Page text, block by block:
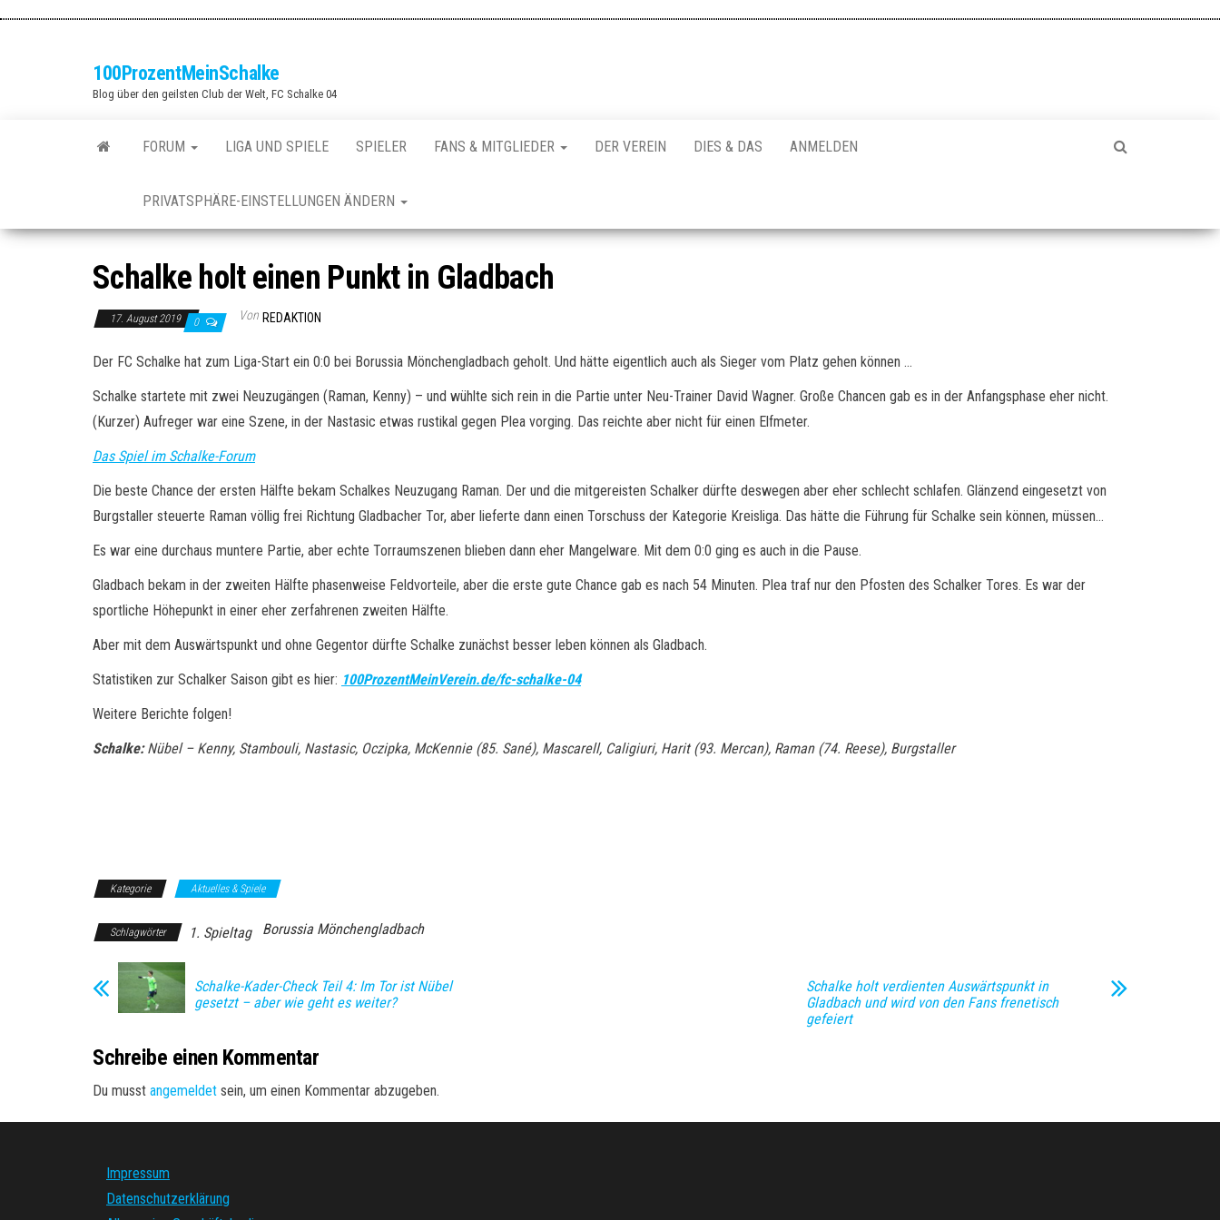
100ProzentMeinSchalke
Blog über den geilsten Club der Welt, FC Schalke 04
FORUM LIGA UND SPIELE SPIELER FANS & MITGLIEDER DER VEREIN DIES & DAS ANMELDEN
PRIVATSPHÄRE-EINSTELLUNGEN ÄNDERN
Schalke holt einen Punkt in Gladbach
17. August 2019 0 Von REDAKTION
Der FC Schalke hat zum Liga-Start ein 0:0 bei Borussia Mönchengladbach geholt. Und hätte eigentlich auch als Sieger vom Platz gehen können …
Schalke startete mit zwei Neuzugängen (Raman, Kenny) – und wühlte sich rein in die Partie unter Neu-Trainer David Wagner. Große Chancen gab es in der Anfangsphase eher nicht.
(Kurzer) Aufreger war eine Szene, in der Nastasic etwas rustikal gegen Plea vorging. Das reichte aber nicht für einen Elfmeter.
Das Spiel im Schalke-Forum
Die beste Chance der ersten Hälfte bekam Schalkes Neuzugang Raman. Der und die mitgereisten Schalker dürfte deswegen aber eher schlecht schlafen. Glänzend eingesetzt von
Burgstaller steuerte Raman völlig frei Richtung Gladbacher Tor, aber lieferte dann einen Torschuss der Kategorie Kreisliga. Das hätte die Führung für Schalke sein können, müssen…
Es war eine durchaus muntere Partie, aber echte Torraumszenen blieben dann eher Mangelware. Mit dem 0:0 ging es auch in die Pause.
Gladbach bekam in der zweiten Hälfte phasenweise Feldvorteile, aber die erste gute Chance gab es nach 54 Minuten. Plea traf nur den Pfosten des Schalker Tores. Es war der
sportliche Höhepunkt in einer eher zerfahrenen zweiten Hälfte.
Aber mit dem Auswärtspunkt und ohne Gegentor dürfte Schalke zunächst besser leben können als Gladbach.
Statistiken zur Schalker Saison gibt es hier: 100ProzentMeinVerein.de/fc-schalke-04
Weitere Berichte folgen!
Schalke:Nübel – Kenny, Stambouli, Nastasic, Oczipka, McKennie (85. Sané), Mascarell, Caligiuri, Harit (93. Mercan), Raman (74. Reese), Burgstaller
Kategorie Aktuelles & Spiele
Schlagwörter 1. Spieltag Borussia Mönchengladbach
Schalke-Kader-Check Teil 4: Im Tor ist Nübel
gesetzt – aber wie geht es weiter?
Schalke holt verdienten Auswärtspunkt in
Gladbach und wird von den Fans frenetisch
gefeiert
Schreibe einen Kommentar
Du musst angemeldet sein, um einen Kommentar abzugeben.
Impressum
Datenschutzerklärung